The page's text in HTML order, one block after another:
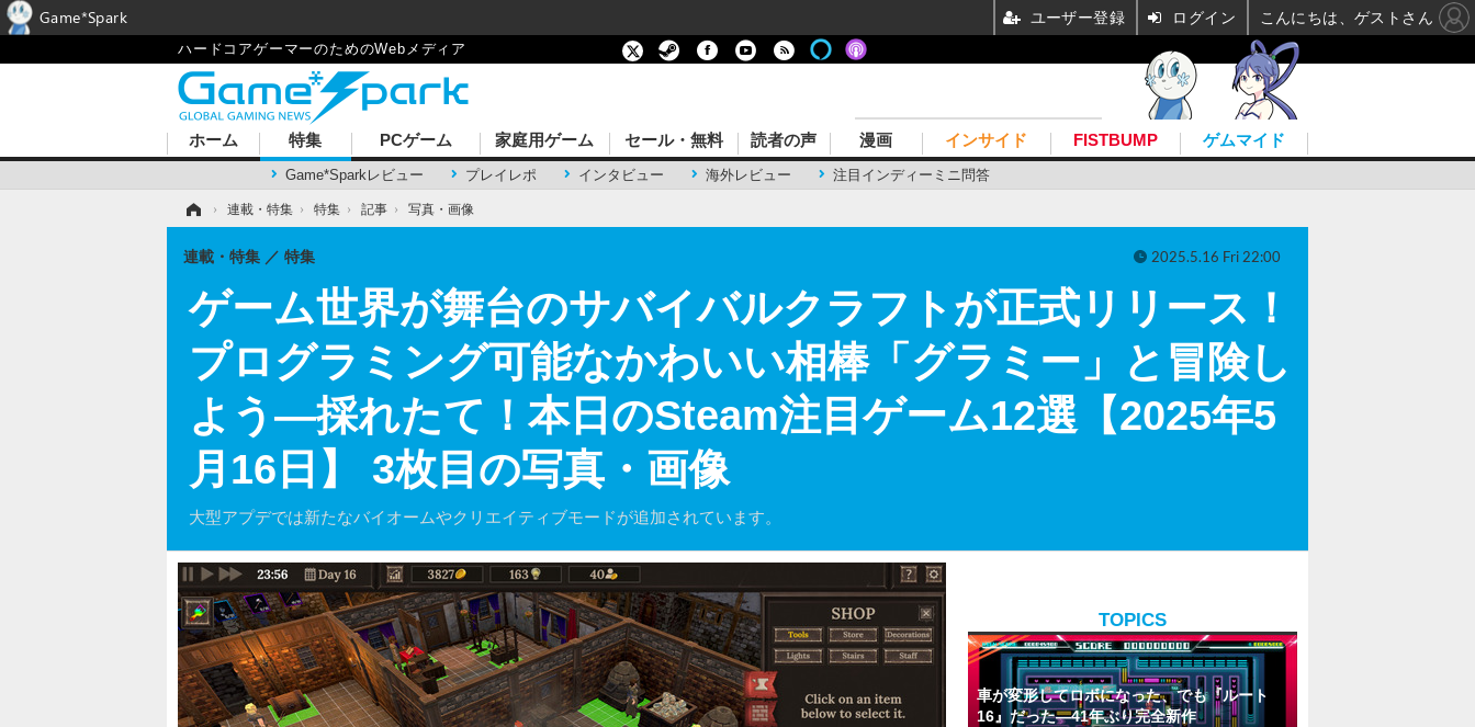
ハードコアゲーマーのためのWebメディア
ホーム 特集
Game*Sparkレビュー プレイレポ インタビュー 海外レビュー 注目インディーミニ問答
PCゲーム 家庭用ゲーム セール・無料 読者の声 漫画 インサイド FISTBUMP ゲムマイド
› 連載・特集 › 特集 › 記事 › 写真・画像
ゲーム世界が舞台のサバイバルクラフトが正式リリース！
プログラミング可能なかわいい相棒「グラミー」と冒険し
よう―採れたて！本日のSteam注目ゲーム12選【2025年5
月16日】 3枚目の写真・画像
大型アプデでは新たなバイオームやクリエイティブモードが追加されています。
連載・特集 特集 2025.5.16 Fri 22:00
TOPICS
車が変形してロボになった、でも『ルート
16』だった―41年ぶり完全新作
Game*Spark ユーザー登録 ログイン こんにちは、ゲストさん